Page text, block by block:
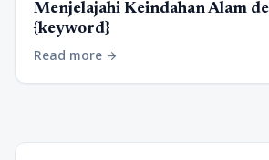
Menjelajahi Keindahan Alam
{keyword}
Read more arrow_forward